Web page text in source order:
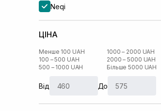
Neqi
ЦІНА
Менше 100 UAH
100 – 500 UAH
500 – 1000 UAH
1000 – 2000 UAH
2000 – 5000 UAH
Більше 5000 UAH
Від До